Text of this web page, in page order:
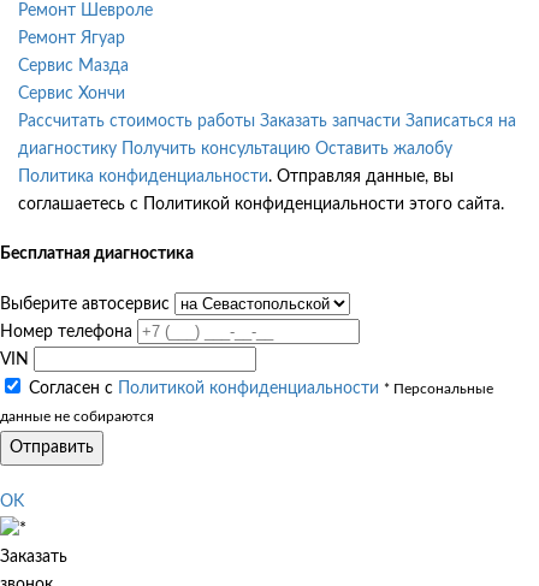
Ремонт Шевроле
Ремонт Ягуар
Сервис Мазда
Сервис Хончи
Рассчитать стоимость работы Заказать запчасти Записаться на
диагностику
Получить консультацию Оставить жалобу
Политика конфиденциальности. Отправляя данные, вы
соглашаетесь с Политикой конфиденциальности этого сайта.
Бесплатная диагностика
Выберите автосервис
Номер телефона
VIN
Согласен с
Политикой конфиденциальности * Персональные
данные не собираются
Отправить
OK
Заказать